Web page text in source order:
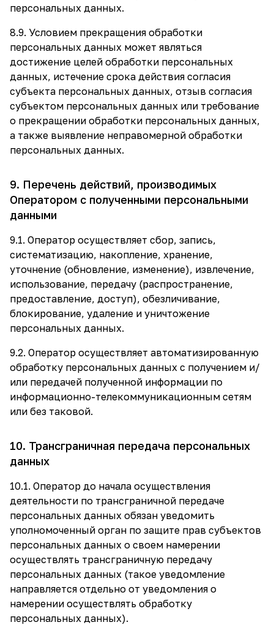
персональных данных.
8.9. Условием прекращения обработки
персональных данных может являться
достижение целей обработки персональных
данных, истечение срока действия согласия
субъекта персональных данных, отзыв согласия
субъектом персональных данных или требование
о прекращении обработки персональных данных,
а также выявление неправомерной обработки
персональных данных.
9. Перечень действий, производимых
Оператором с полученными персональными
данными
9.1. Оператор осуществляет сбор, запись,
систематизацию, накопление, хранение,
уточнение (обновление, изменение), извлечение,
использование, передачу (распространение,
предоставление, доступ), обезличивание,
блокирование, удаление и уничтожение
персональных данных.
9.2. Оператор осуществляет автоматизированную
обработку персональных данных с получением и/
или передачей полученной информации по
информационно-телекоммуникационным сетям
или без таковой.
10. Трансграничная передача персональных
данных
10.1. Оператор до начала осуществления
деятельности по трансграничной передаче
персональных данных обязан уведомить
уполномоченный орган по защите прав субъектов
персональных данных о своем намерении
осуществлять трансграничную передачу
персональных данных (такое уведомление
направляется отдельно от уведомления о
намерении осуществлять обработку
персональных данных).